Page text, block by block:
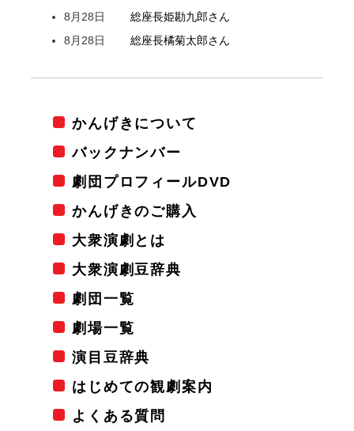
8月28日
総座長姫勘九郎さん
8月28日
総座長橘菊太郎さん
かんげきについて
バックナンバー
劇団プロフィールDVD
かんげきのご購入
大衆演劇とは
大衆演劇豆辞典
劇団一覧
劇場一覧
演目豆辞典
はじめての観劇案内
よくある質問